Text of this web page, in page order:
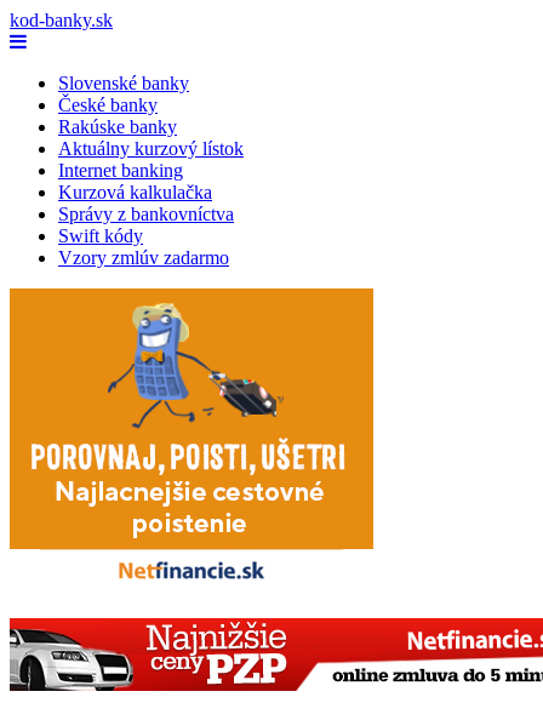
kod-banky.sk
Slovenské banky
České banky
Rakúske banky
Aktuálny kurzový lístok
Internet banking
Kurzová kalkulačka
Správy z bankovníctva
Swift kódy
Vzory zmlúv zadarmo